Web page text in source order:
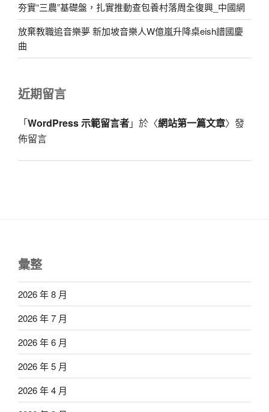
夯實“三農”基礎盤，扎實推動查包養村落周全復興_中國網
放棄教職追音樂夢 新加坡音樂人W億嵐升降桌eish譜國慶
曲
近期留言
「WordPress 示範留言者」於〈網站第一篇文章〉發
佈留言
彙整
2026 年 8 月
2026 年 7 月
2026 年 6 月
2026 年 5 月
2026 年 4 月